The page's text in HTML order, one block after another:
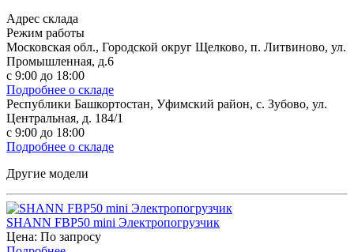
Адрес склада
Режим работы
Московская обл., Городской округ Щелково, п. Литвиново, ул.
Промышленная, д.6
с 9:00 до 18:00
Подробнее о складе
Республики Башкортостан, Уфимский район, с. Зубово, ул.
Центральная, д. 184/1
с 9:00 до 18:00
Подробнее о складе
Другие модели
SHANN FBP50 mini Электропогрузчик
Цена: По запросу